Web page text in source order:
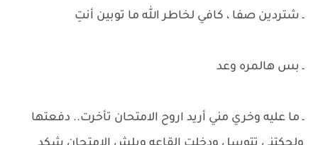
ـ شتردين صفا ، كافي لخاطر الله ما توبين أنتِ
ـ بس هالمره وعد
ـ ما عليه وخري مني أريد اروح الامتحان تأخرت.. دفعتها